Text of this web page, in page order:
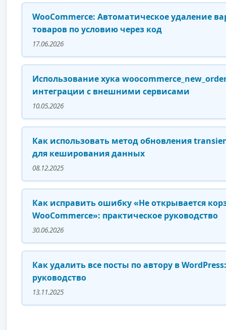
WooCommerce: Автоматическое удаление
товаров по условию через код
17.06.2026
Использование хука
интеграции с внешними сервисами
10.05.2026
Как использовать метод обновления
для кеширования данных
08.12.2025
Как исправить ошибку «Не открывается
WooCommerce»: практическое руководство
30.06.2026
Как удалить все посты по автору в
руководство
13.11.2025